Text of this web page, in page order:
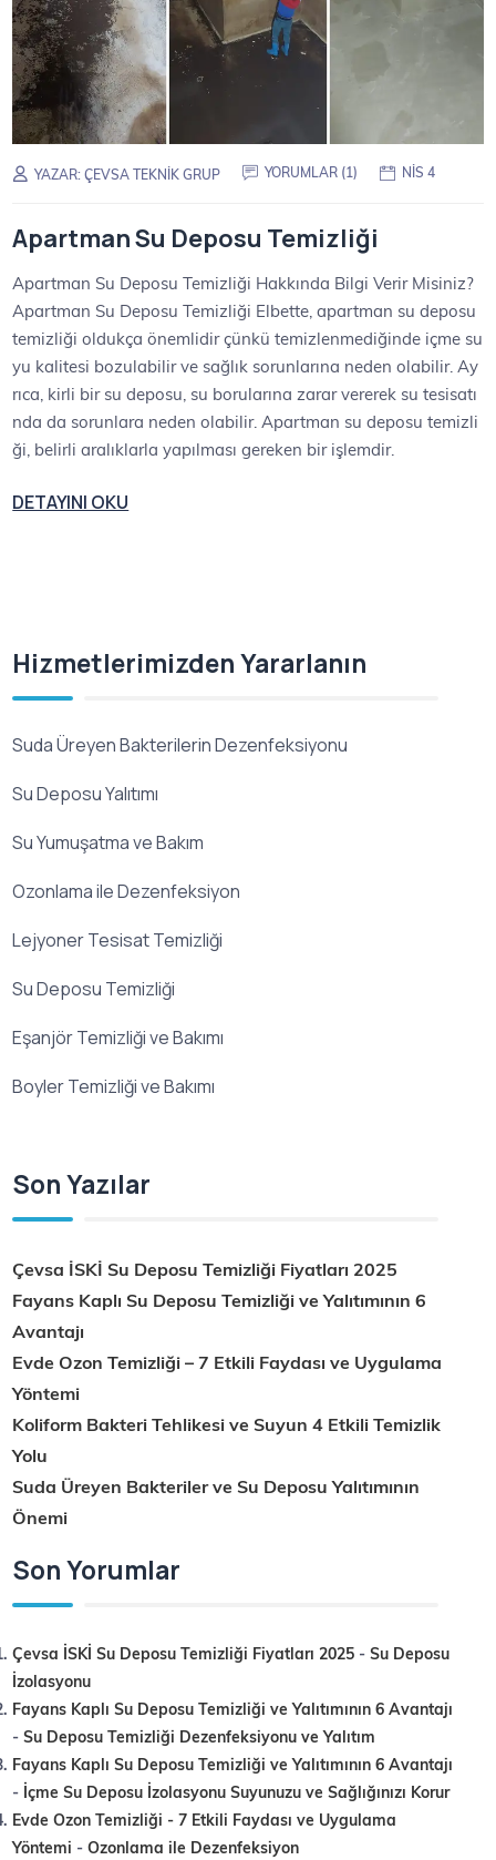
YAZAR:ÇEVSA TEKNIK GRUP YORUMLAR (1) NIS 4
Apartman Su Deposu Temizliği
Apartman Su Deposu Temizliği Hakkında Bilgi Verir Misiniz?
Apartman Su Deposu Temizliği Elbette, apartman su deposu
temizliği oldukça önemlidir çünkü temizlenmediğinde içme su
yu kalitesi bozulabilir ve sağlık sorunlarına neden olabilir. Ay
rıca, kirli bir su deposu, su borularına zarar vererek su tesisatı
nda da sorunlara neden olabilir. Apartman su deposu temizli
ği, belirli aralıklarla yapılması gereken bir işlemdir.
DETAYINI OKU
Hizmetlerimizden Yararlanın
Suda Üreyen Bakterilerin Dezenfeksiyonu
Su Deposu Yalıtımı
Su Yumuşatma ve Bakım
Ozonlama ile Dezenfeksiyon
Lejyoner Tesisat Temizliği
Su Deposu Temizliği
Eşanjör Temizliği ve Bakımı
Boyler Temizliği ve Bakımı
Son Yazılar
Çevsa İSKİ Su Deposu Temizliği Fiyatları 2025
Fayans Kaplı Su Deposu Temizliği ve Yalıtımının 6
Avantajı
Evde Ozon Temizliği – 7 Etkili Faydası ve Uygulama
Yöntemi
Koliform Bakteri Tehlikesi ve Suyun 4 Etkili Temizlik
Yolu
Suda Üreyen Bakteriler ve Su Deposu Yalıtımının
Önemi
Son Yorumlar
Çevsa İSKİ Su Deposu Temizliği Fiyatları 2025 -Su Deposu
İzolasyonu
Fayans Kaplı Su Deposu Temizliği ve Yalıtımının 6 Avantajı
-Su Deposu Temizliği Dezenfeksiyonu ve Yalıtım
Fayans Kaplı Su Deposu Temizliği ve Yalıtımının 6 Avantajı
- İçme Su Deposu İzolasyonu Suyunuzu ve Sağlığınızı Korur
Evde Ozon Temizliği - 7 Etkili Faydası ve Uygulama
Yöntemi -Ozonlama ile Dezenfeksiyon